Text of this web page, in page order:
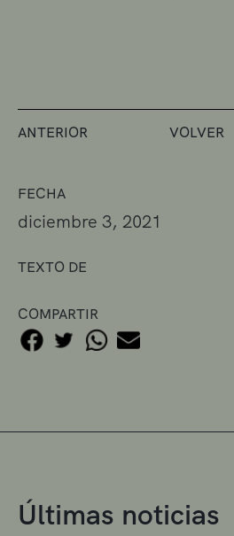
FECHA
diciembre 3, 2021
TEXTO DE
COMPARTIR
ANTERIOR VOLVER
Últimas noticias